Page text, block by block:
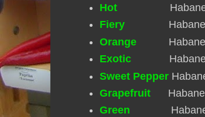
Hot Habanero
Fiery Habanero
Orange Habanero
Exotic Habanero
Sweet Pepper
Grapefruit
Green Habanero